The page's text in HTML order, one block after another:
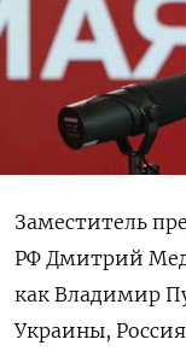
Заместитель
РФ Дмитрий
как Владимир
Украины,